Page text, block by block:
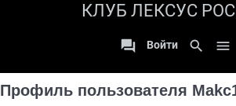
КЛУБ ЛЕКСУС
 Войти search 
Профиль пользователя